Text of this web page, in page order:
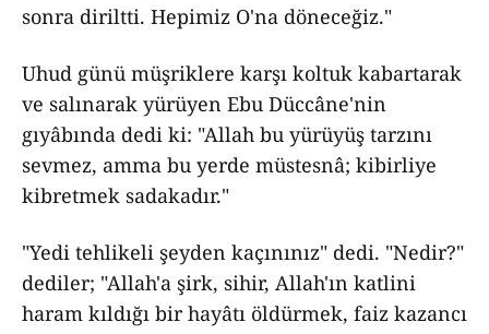
sonra diriltti. Hepimiz O'na döneceğiz."
Uhud günü müşriklere karşı koltuk kabartarak
ve salınarak yürüyen Ebu Düccâne'nin
gıyâbında dedi ki: "Allah bu yürüyüş tarzını
sevmez, amma bu yerde müstesnâ; kibirliye
kibretmek sadakadır."
"Yedi tehlikeli şeyden kaçınınız" dedi. "Nedir?"
dediler; "Allah'a şirk, sihir, Allah'ın katlini
haram kıldığı bir hayâtı öldürmek, faiz kazancı